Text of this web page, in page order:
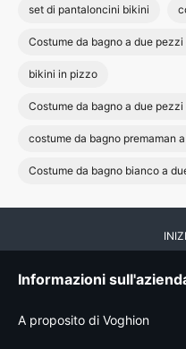
set di pantaloncini bikini
Costume da bagno a due
bikini in pizzo
Costume da bagno a due
costume da bagno premaman
Costume da bagno bianco a
Informazioni
A proposito di Voghion